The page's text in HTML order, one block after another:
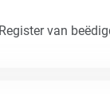
van